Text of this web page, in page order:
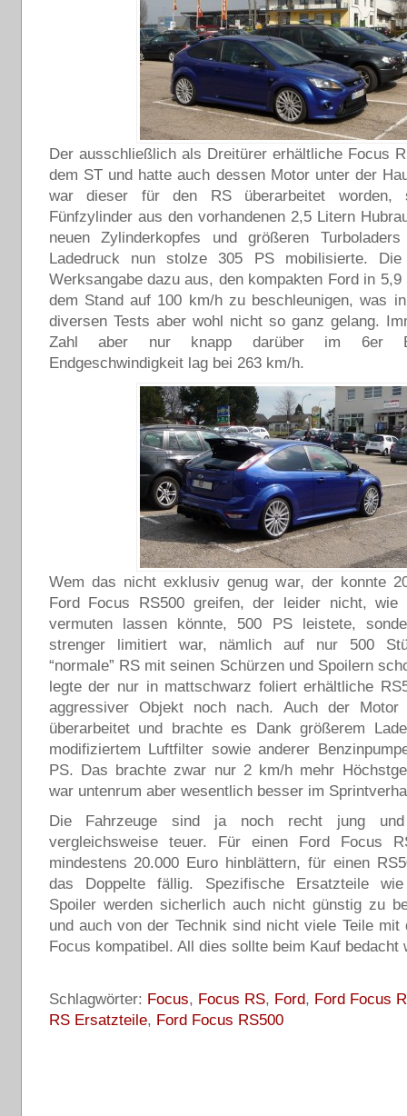
Der ausschließlich als Dreitürer erhältliche Focus
dem ST und hatte auch dessen Motor unter der
war dieser für den RS überarbeitet
Fünfzylinder aus den vorhandenen 2,5 Litern
neuen Zylinderkopfes und größeren
Ladedruck nun stolze 305 PS mobilisierte.
Werksangabe dazu aus, den kompakten Ford in 5,9
dem Stand auf 100 km/h zu beschleunigen, was
diversen Tests aber wohl nicht so ganz gelang.
Zahl aber nur knapp darüber im 6er
Endgeschwindigkeit lag bei 263 km/h.
Wem das nicht exklusiv genug war, der konnte
Ford Focus RS500 greifen, der leider nicht, wie
vermuten lassen könnte, 500 PS leistete,
strenger limitiert war, nämlich auf nur 500
“normale” RS mit seinen Schürzen und Spoilern
legte der nur in mattschwarz foliert erhältliche
aggressiver Objekt noch nach. Auch der Motor
überarbeitet und brachte es Dank größerem
modifiziertem Luftfilter sowie anderer
PS. Das brachte zwar nur 2 km/h mehr
war untenrum aber wesentlich besser im
Die Fahrzeuge sind ja noch recht jung
vergleichsweise teuer. Für einen Ford Focus
mindestens 20.000 Euro hinblättern, für einen
das Doppelte fällig. Spezifische Ersatzteile
Spoiler werden sicherlich auch nicht günstig zu
und auch von der Technik sind nicht viele Teile mit
Focus kompatibel. All dies sollte beim Kauf bedacht
Schlagwörter: Focus, Focus RS, Ford, Ford Focus
RS Ersatzteile, Ford Focus RS500